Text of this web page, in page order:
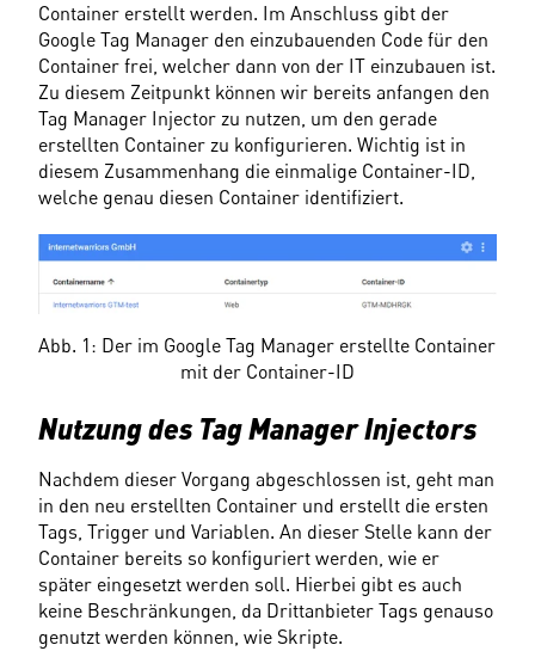
Container erstellt werden. Im Anschluss gibt der
Google Tag Manager den einzubauenden Code für den
Container frei, welcher dann von der IT einzubauen ist.
Zu diesem Zeitpunkt können wir bereits anfangen den
Tag Manager Injector zu nutzen, um den gerade
erstellten Container zu konfigurieren. Wichtig ist in
diesem Zusammenhang die einmalige Container-ID,
welche genau diesen Container identifiziert.
Abb. 1: Der im Google Tag Manager erstellte Container
mit der Container-ID
Nutzung des Tag Manager Injectors
Nachdem dieser Vorgang abgeschlossen ist, geht man
in den neu erstellten Container und erstellt die ersten
Tags, Trigger und Variablen. An dieser Stelle kann der
Container bereits so konfiguriert werden, wie er
später eingesetzt werden soll. Hierbei gibt es auch
keine Beschränkungen, da Drittanbieter Tags genauso
genutzt werden können, wie Skripte.